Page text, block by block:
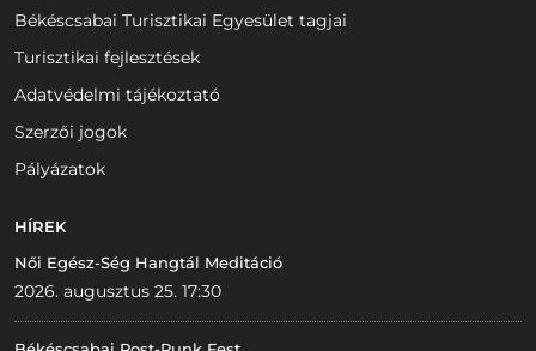
Békéscsabai Turisztikai Egyesület tagjai
Turisztikai fejlesztések
Adatvédelmi tájékoztató
Szerzői jogok
Pályázatok
HÍREK
Női Egész-Ség Hangtál Meditáció
2026. augusztus 25. 17:30